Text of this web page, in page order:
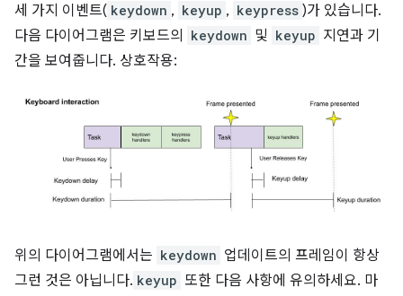
세 가지 이벤트( keydown , keyup , keypress )가 있습니다.
다음 다이어그램은 키보드의
keydown 및 keyup 지연과 기
간을 보여줍니다. 상호작용:
위의 다이어그램에서는 keydown 업데이트의 프레임이 항상
그런 것은 아닙니다. keyup 또한 다음 사항에 유의하세요. 마